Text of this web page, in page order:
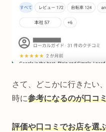
さて、どこかに行きたい
時に参考になるのが口コ
評価や口コミでお店を選